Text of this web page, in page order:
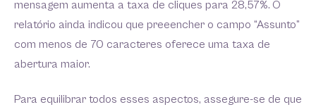
mensagem aumenta a taxa de cliques para 28,57%. O
relatório ainda indicou que preeencher o campo “Assunto”
com menos de 70 caracteres oferece uma taxa de
abertura maior.
Para equilibrar todos esses aspectos, assegure-se de que